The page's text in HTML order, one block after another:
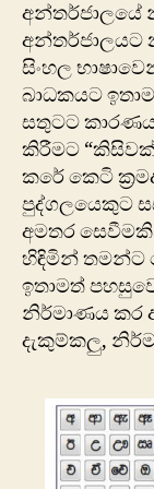
අන්තර්ජාලයේ
සිංහල
බාධකයට
සතුටට
කිරීමට
කරේ කෙටි
පුද්ගලයෙකුට
අමතර
හිඳිමින් තමන්ට
ඉතාමත්
නිර්මාණය කර
දැකුම්කලු,